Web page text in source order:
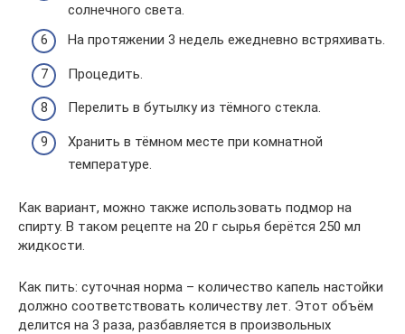
солнечного света.
На протяжении 3 недель ежедневно встряхивать.
Процедить.
Перелить в бутылку из тёмного стекла.
Хранить в тёмном месте при комнатной
температуре.
Как вариант, можно также использовать подмор на
спирту. В таком рецепте на 20 г сырья берётся 250 мл
жидкости.
Как пить: суточная норма – количество капель настойки
должно соответствовать количеству лет. Этот объём
делится на 3 раза, разбавляется в произвольных